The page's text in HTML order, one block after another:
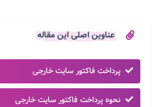
عناوین اصلی این مقاله
پرداخت فاکتور سایت خارجی
نحوه پرداخت فاکتور سایت خارجی